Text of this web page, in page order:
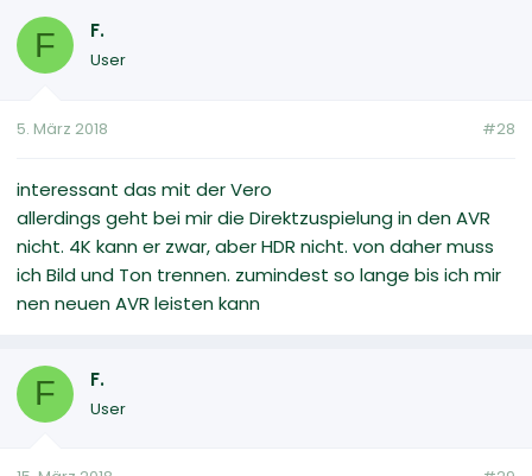
F F.
User
5. März 2018 #28
interessant das mit der Vero
allerdings geht bei mir die Direktzuspielung in den AVR
nicht. 4K kann er zwar, aber HDR nicht. von daher muss
ich Bild und Ton trennen. zumindest so lange bis ich mir
nen neuen AVR leisten kann
F F.
User